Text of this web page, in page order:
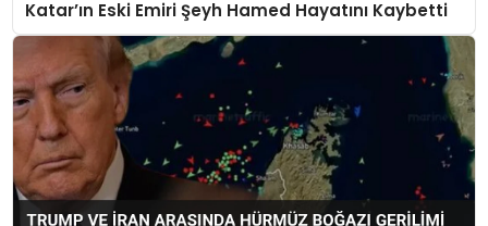
Katar’ın Eski Emiri Şeyh Hamed Hayatını Kaybetti